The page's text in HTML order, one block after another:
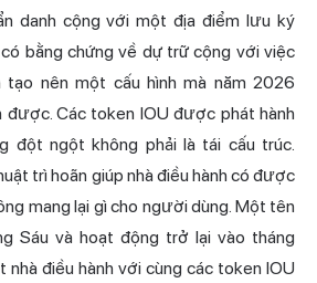
danh cộng với một địa điểm lưu ký
bằng chứng về dự trữ cộng với việc
tạo nên một cấu hình mà năm 2026
được. Các token IOU được phát hành
đột ngột không phải là tái cấu trúc.
trì hoãn giúp nhà điều hành có được
mang lại gì cho người dùng. Một tên
Sáu và hoạt động trở lại vào tháng
điều hành với cùng các token IOU